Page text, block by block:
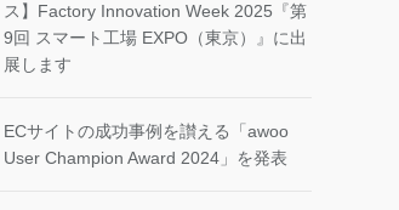
ス】Factory Innovation Week 2025『第
9回 スマート工場 EXPO（東京）』に出
展します
ECサイトの成功事例を讃える「awoo
User Champion Award 2024」を発表